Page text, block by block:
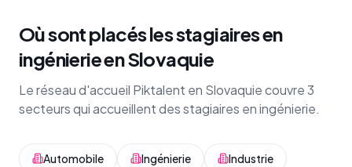
Où sont placés les stagiaires en
ingénierie en Slovaquie
Le réseau d'accueil Piktalent en Slovaquie couvre 3
secteurs qui accueillent des stagiaires en ingénierie.
Automobile Ingénierie Industrie